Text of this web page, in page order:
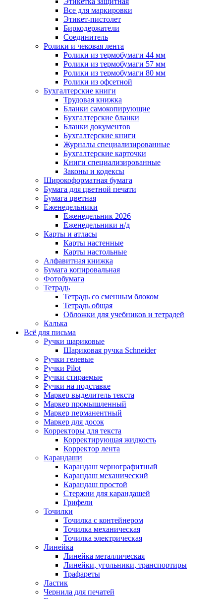
Все для маркировки
Этикет-пистолет
Биркодержатели
Соединитель
Ролики и чековая лента
Ролики из термобумаги 44 мм
Ролики из термобумаги 57 мм
Ролики из термобумаги 80 мм
Ролики из офсетной
Бухгалтерские книги
Трудовая книжка
Бланки самокопирующие
Бухгалтерские бланки
Бланки документов
Бухгалтерские книги
Журналы специализированные
Бухгалтерские карточки
Книги специализированные
Законы и кодексы
Широкоформатная бумага
Бумага для цветной печати
Бумага цветная
Еженедельники
Еженедельник 2026
Еженедельники н/д
Карты и атласы
Карты настенные
Карты настольные
Алфавитная книжка
Бумага копировальная
Фотобумага
Тетрадь
Тетрадь со сменным блоком
Тетрадь общая
Обложки для учебников и тетрадей
Калька
Всё для письма
Ручки шариковые
Шариковая ручка Schneider
Ручки гелевые
Ручки Pilot
Ручки стираемые
Ручки на подставке
Маркер выделитель текста
Маркер промышленный
Маркер перманентный
Маркер для досок
Корректоры для текста
Корректирующая жидкость
Корректор лента
Карандаши
Карандаш чернографитный
Карандаш механический
Карандаш простой
Стержни для карандашей
Грифели
Точилки
Точилка с контейнером
Точилка механическая
Точилка электрическая
Линейка
Линейка металлическая
Линейки, угольники, транспортиры
Трафареты
Ластик
Чернила для печатей